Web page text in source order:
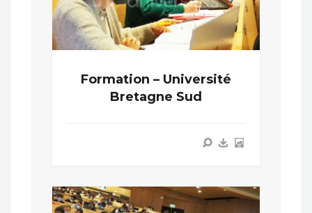
Formation – Université
Bretagne Sud